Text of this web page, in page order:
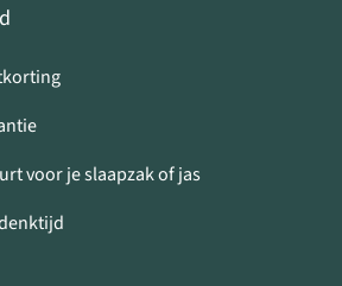
voor je slaapzak of jas